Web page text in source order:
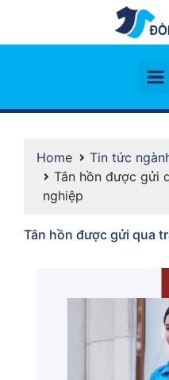
Home
Tin tức
Tân hồn được gửi
nghiệp
Tân hồn được gửi qua